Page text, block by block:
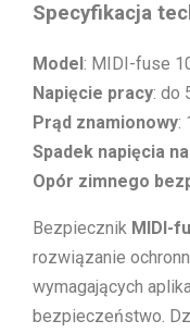
Specyfikacja
Model: MIDI-fuse
Napięcie pracy: do
Prąd znamionowy:
Spadek napięcia
Opór zimnego
Bezpiecznik MIDI-
rozwiązanie
wymagających
bezpieczeństwo.